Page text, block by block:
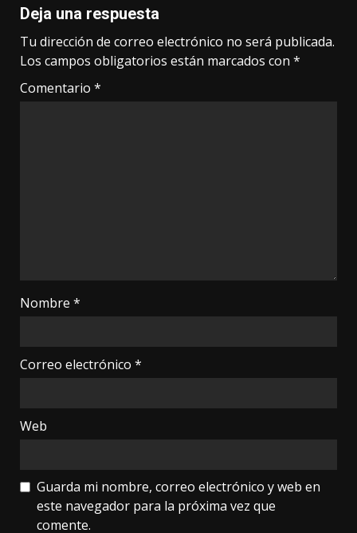
Deja una respuesta
Tu dirección de correo electrónico no será publicada.
Los campos obligatorios están marcados con *
Comentario *
Nombre *
Correo electrónico *
Web
Guarda mi nombre, correo electrónico y web en
este navegador para la próxima vez que
comente.